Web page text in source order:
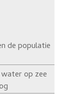
de populatie
op zee